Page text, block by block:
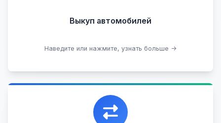
Выкуп автомобилей
Наведите или нажмите, узнать больше →
Проблемные
В залоге
Узнать стоимость
Уникальная возможность обменять ваш
автомобиль с доплатой, подобрав вам
подходящий вариант.